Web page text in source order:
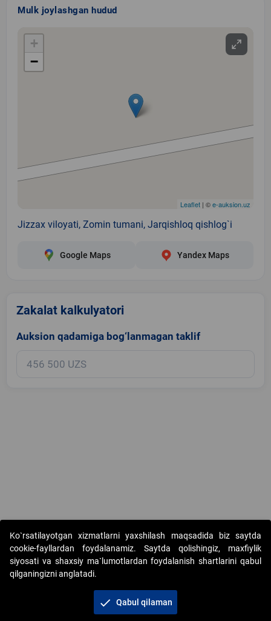
Mulk joylashgan hudud
+
−
Leaflet | ©e-auksion.uz
Jizzax viloyati, Zomin tumani, Jarqishloq qishlog`i
Google Maps Yandex Maps
Zakalat kalkulyatori
Auksion qadamiga bog‘lanmagan taklif
Copyright © 2017-2026. "Elektron onlayn-auksionlarni tashkil etish"
AJ. Barcha huquqlar himoyalangan
+998 71 202-21-11
Ko`rsatilayotgan xizmatlarni yaxshilash maqsadida biz saytda
cookie-fayllardan foydalanamiz. Saytda qolishingiz, maxfiylik
siyosati va shaxsiy ma`lumotlardan foydalanish shartlarini qabul
qilganingizni anglatadi.
check Qabul qilaman